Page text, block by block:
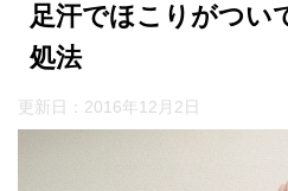
足汗でほこりがつい
処法
更新日： 2016年12月2日